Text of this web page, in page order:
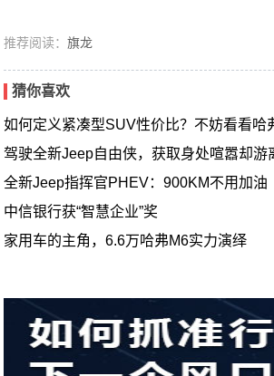
推荐阅读：旗龙
猜你喜欢
如何定义紧凑型SUV性价比？不妨看看哈
驾驶全新Jeep自由侠，获取身处喧嚣却游
全新Jeep指挥官PHEV：900KM不用加油
中信银行获“智慧企业”奖
家用车的主角，6.6万哈弗M6实力演绎